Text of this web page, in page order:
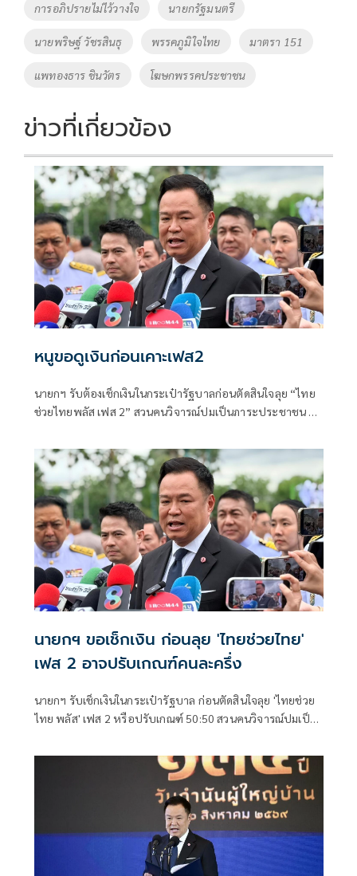
o
k k
Tags
การอภิปรายไม่ไว้วางใจ นายกรัฐมนตรี
นายพริษฐ์ วัชรสินธุ พรรคภูมิใจไทย มาตรา 151
แพทองธาร ชินวัตร โฆษกพรรคประชาชน
ข่าวที่เกี่ยวข้อง
หนูขอดูเงินก่อนเคาะเฟส2
นายกฯ รับต้องเช็กเงินในกระเป๋ารัฐบาลก่อนตัดสินใจลุย “ไทย
ช่วยไทยพลัส เฟส 2” สวนคนวิจารณ์ปมเป็นภาระประชาชน ชี้
ไทยพลัสหรือไม่
นายกฯ ขอเช็กเงิน ก่อนลุย 'ไทยช่วยไทย'
เฟส 2 อาจปรับเกณฑ์คนละครึ่ง
นายกฯ รับเช็กเงินในกระเป๋ารัฐบาล ก่อนตัดสินใจลุย 'ไทยช่วย
ไทย พลัส' เฟส 2 หรือปรับเกณฑ์ 50:50 สวนคนวิจารณ์ปมเป็น
แข็งแรง